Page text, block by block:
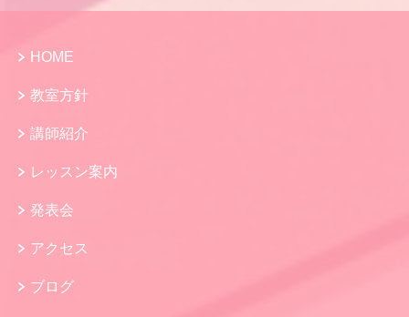
HOME
教室方針
講師紹介
レッスン案内
発表会
アクセス
ブログ